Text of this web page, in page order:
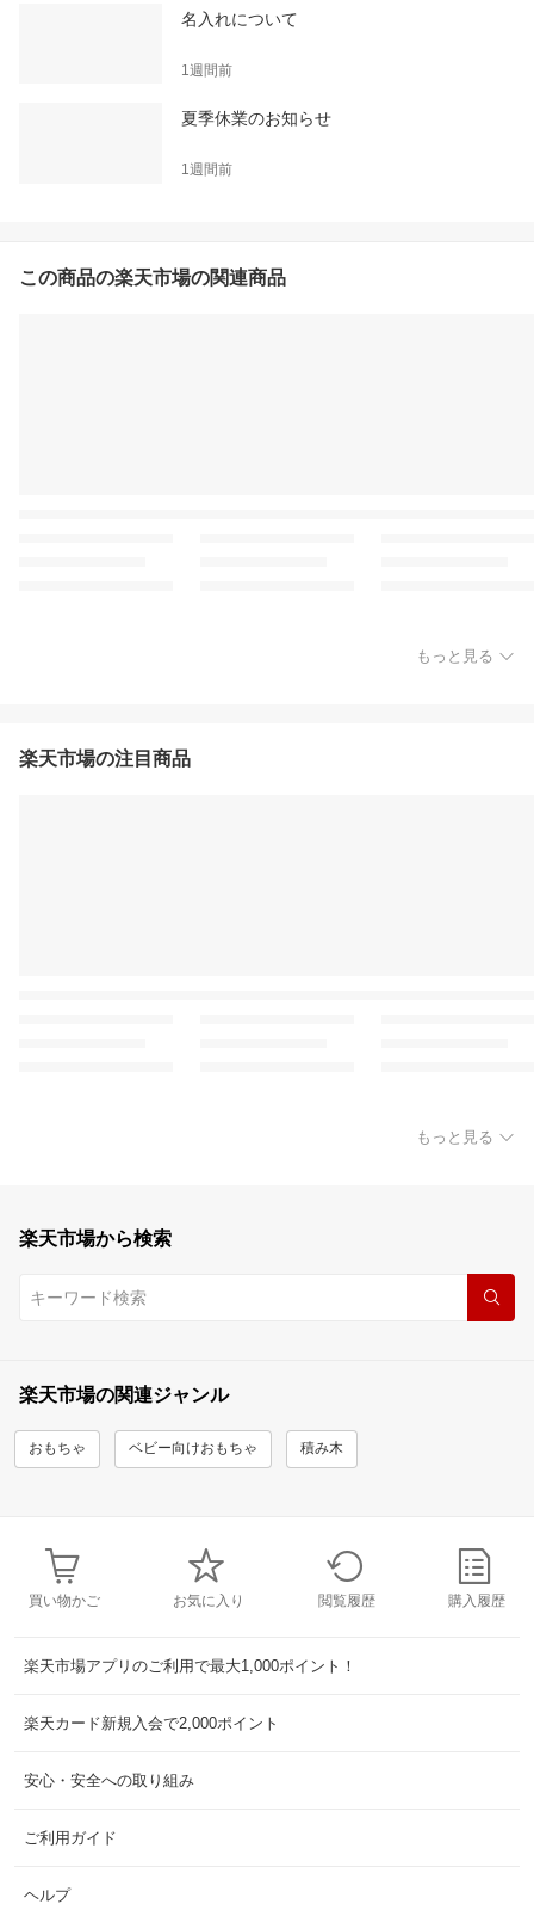
名入れについて
1週間前
夏季休業のお知らせ
1週間前
この商品の楽天市場の関連商品
もっと見る
楽天市場の注目商品
もっと見る
楽天市場から検索
楽天市場の関連ジャンル
おもちゃ ベビー向けおもちゃ 積み木
買い物かご お気に入り 閲覧履歴 購入履歴
楽天市場アプリのご利用で最大1,000ポイント！
楽天カード新規入会で2,000ポイント
安心・安全への取り組み
ご利用ガイド
ヘルプ